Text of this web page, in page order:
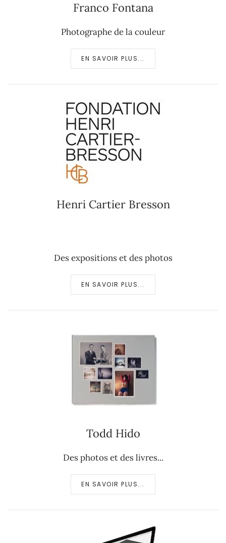
Franco Fontana
Photographe de la couleur
EN SAVOIR PLUS...
Henri Cartier Bresson
Des expositions et des photos
EN SAVOIR PLUS...
Todd Hido
Des photos et des livres...
EN SAVOIR PLUS...